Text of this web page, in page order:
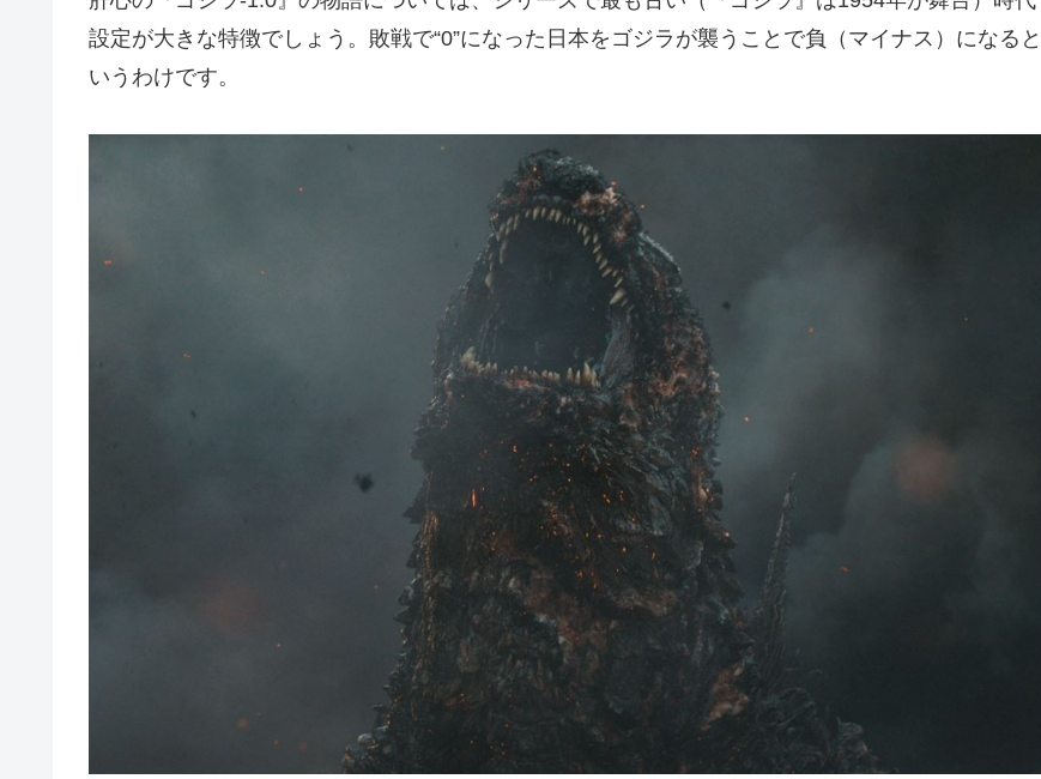
設定が大きな特徴でしょう。敗戦で“0”になった日本をゴジラが襲うことで負（マイナス）になると
いうわけです。